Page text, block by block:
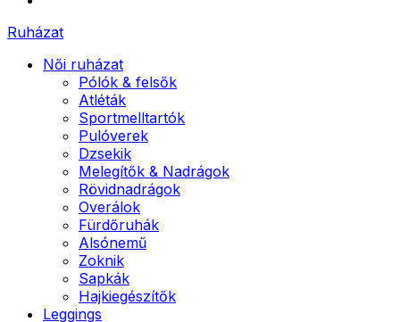
Ruházat
Női ruházat
Pólók & felsők
Atléták
Sportmelltartók
Pulóverek
Dzsekik
Melegítők & Nadrágok
Rövidnadrágok
Overálok
Fürdőruhák
Alsónemű
Zoknik
Sapkák
Hajkiegészítők
Leggings